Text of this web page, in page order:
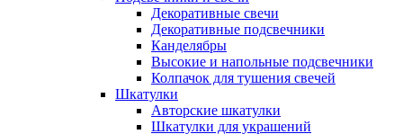
Декоративные свечи
Декоративные подсвечники
Канделябры
Высокие и напольные подсвечники
Колпачок для тушения свечей
Шкатулки
Авторские шкатулки
Шкатулки для украшений